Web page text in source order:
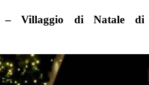
–Villaggio di Natale di